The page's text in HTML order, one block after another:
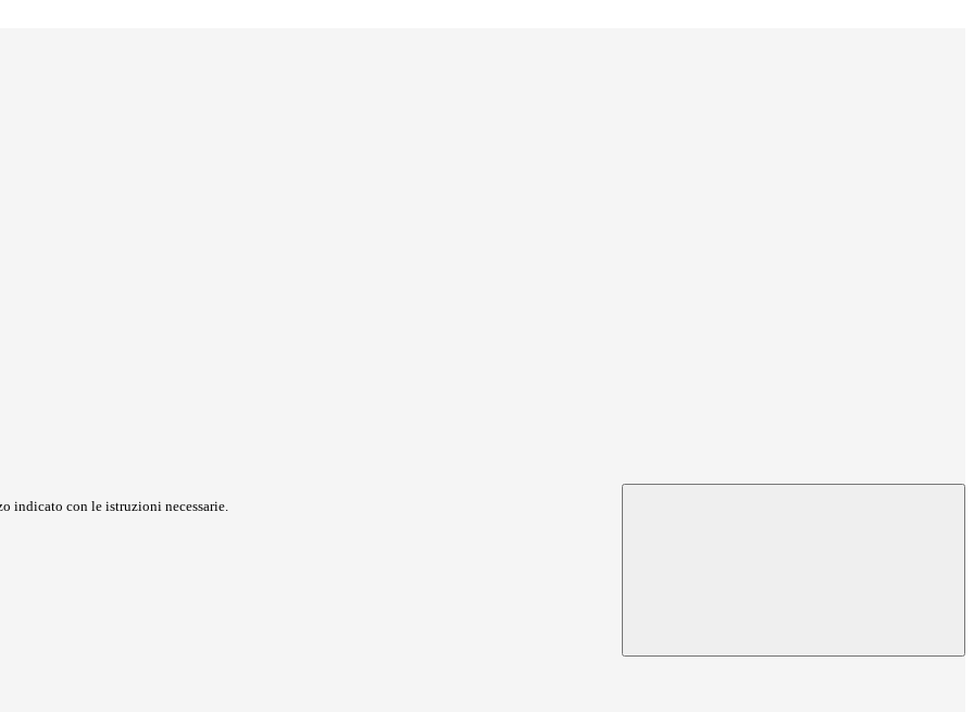
indicato con le istruzioni necessarie.